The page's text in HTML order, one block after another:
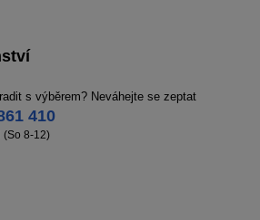
s výběrem? Neváhejte se zeptat
410
(So 8-12)